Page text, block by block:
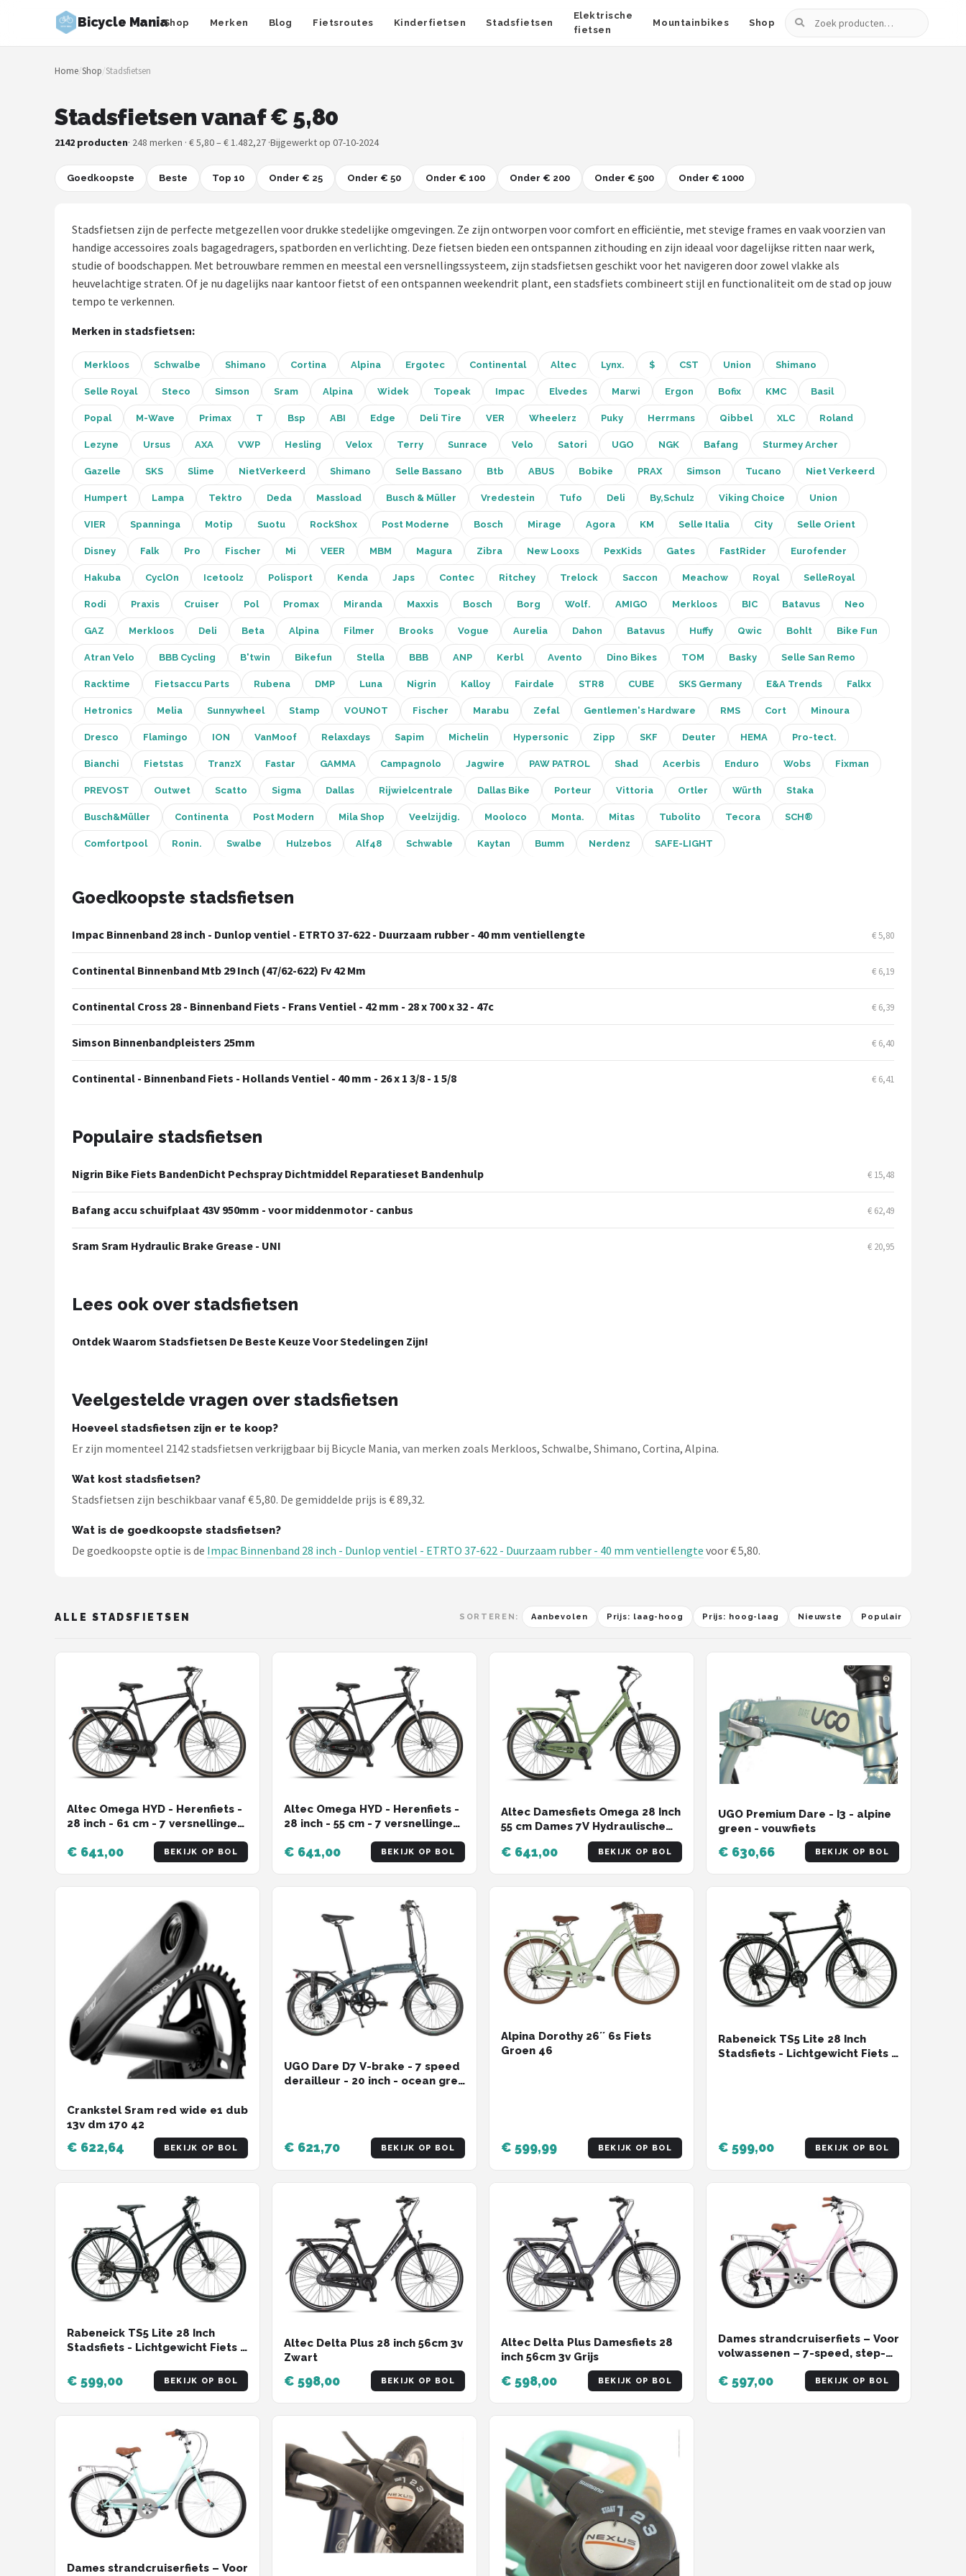
Bicycle ManiaShop Merken Blog Fietsroutes Kinderfietsen Stadsfietsen
Elektrische
fietsen
Mountainbikes Shop
Zoeken
Zoeken
NAVIGATIE
Merken
Kinderfietsen
Stadsfietsen
Mountainbikes
POPULAIRE MERKEN
New Looxs
Schwalbe
Voltano
Alle merken →
Home/Shop/Stadsfietsen
Stadsfietsen vanaf € 5,80
2142 producten· 248 merken · € 5,80 – € 1.482,27 ·Bijgewerkt op 07-10-2024
Goedkoopste Beste Top 10 Onder € 25 Onder € 50 Onder € 100 Onder € 200 Onder € 500 Onder € 1000
Stadsfietsen zijn de perfecte metgezellen voor drukke stedelijke omgevingen. Ze zijn ontworpen voor comfort en efficiëntie, met stevige frames en vaak voorzien van
handige accessoires zoals bagagedragers, spatborden en verlichting. Deze fietsen bieden een ontspannen zithouding en zijn ideaal voor dagelijkse ritten naar werk,
studie of boodschappen. Met betrouwbare remmen en meestal een versnellingssysteem, zijn stadsfietsen geschikt voor het navigeren door zowel vlakke als
heuvelachtige straten. Of je nu dagelijks naar kantoor fietst of een ontspannen weekendrit plant, een stadsfiets combineert stijl en functionaliteit om de stad op jouw
tempo te verkennen.
Merken in stadsfietsen:
Merkloos Schwalbe Shimano Cortina Alpina Ergotec Continental Altec Lynx. $ CST Union Shimano
Selle Royal Steco Simson Sram Alpina Widek Topeak Impac Elvedes Marwi Ergon Bofix KMC Basil
Popal M-Wave Primax T Bsp ABI Edge Deli Tire VER Wheelerz Puky Herrmans Qibbel XLC Roland
Lezyne Ursus AXA VWP Hesling Velox Terry Sunrace Velo Satori UGO NGK Bafang Sturmey Archer
Gazelle SKS Slime NietVerkeerd Shimano Selle Bassano Btb ABUS Bobike PRAX Simson Tucano Niet Verkeerd
Humpert Lampa Tektro Deda Massload Busch & Müller Vredestein Tufo Deli By,Schulz Viking Choice Union
VIER Spanninga Motip Suotu RockShox Post Moderne Bosch Mirage Agora KM Selle Italia City Selle Orient
Disney Falk Pro Fischer Mi VEER MBM Magura Zibra New Looxs PexKids Gates FastRider Eurofender
Hakuba CyclOn Icetoolz Polisport Kenda Japs Contec Ritchey Trelock Saccon Meachow Royal SelleRoyal
Rodi Praxis Cruiser Pol Promax Miranda Maxxis Bosch Borg Wolf. AMIGO Merkloos BIC Batavus Neo
GAZ Merkloos Deli Beta Alpina Filmer Brooks Vogue Aurelia Dahon Batavus Huffy Qwic Bohlt Bike Fun
Atran Velo BBB Cycling B'twin Bikefun Stella BBB ANP Kerbl Avento Dino Bikes TOM Basky Selle San Remo
Racktime Fietsaccu Parts Rubena DMP Luna Nigrin Kalloy Fairdale STR8 CUBE SKS Germany E&A Trends Falkx
Hetronics Melia Sunnywheel Stamp VOUNOT Fischer Marabu Zefal Gentlemen's Hardware RMS Cort Minoura
Dresco Flamingo ION VanMoof Relaxdays Sapim Michelin Hypersonic Zipp SKF Deuter HEMA Pro-tect.
Bianchi Fietstas TranzX Fastar GAMMA Campagnolo Jagwire PAW PATROL Shad Acerbis Enduro Wobs Fixman
PREVOST Outwet Scatto Sigma Dallas Rijwielcentrale Dallas Bike Porteur Vittoria Ortler Würth Staka
Busch&Müller Continenta Post Modern Mila Shop Veelzijdig. Mooloco Monta. Mitas Tubolito Tecora SCH®
Comfortpool Ronin. Swalbe Hulzebos Alf48 Schwable Kaytan Bumm Nerdenz SAFE-LIGHT
Goedkoopste stadsfietsen
Impac Binnenband 28 inch - Dunlop ventiel - ETRTO 37-622 - Duurzaam rubber - 40 mm ventiellengte € 5,80
Continental Binnenband Mtb 29 Inch (47/62-622) Fv 42 Mm € 6,19
Continental Cross 28 - Binnenband Fiets - Frans Ventiel - 42 mm - 28 x 700 x 32 - 47c € 6,39
Simson Binnenbandpleisters 25mm € 6,40
Continental - Binnenband Fiets - Hollands Ventiel - 40 mm - 26 x 1 3/8 - 1 5/8 € 6,41
Populaire stadsfietsen
Nigrin Bike Fiets BandenDicht Pechspray Dichtmiddel Reparatieset Bandenhulp € 15,48
Bafang accu schuifplaat 43V 950mm - voor middenmotor - canbus € 62,49
Sram Sram Hydraulic Brake Grease - UNI € 20,95
Lees ook over stadsfietsen
Ontdek Waarom Stadsfietsen De Beste Keuze Voor Stedelingen Zijn!
Veelgestelde vragen over stadsfietsen
Hoeveel stadsfietsen zijn er te koop?
Er zijn momenteel 2142 stadsfietsen verkrijgbaar bij Bicycle Mania, van merken zoals Merkloos, Schwalbe, Shimano, Cortina, Alpina.
Wat kost stadsfietsen?
Stadsfietsen zijn beschikbaar vanaf € 5,80. De gemiddelde prijs is € 89,32.
Wat is de goedkoopste stadsfietsen?
De goedkoopste optie is de Impac Binnenband 28 inch - Dunlop ventiel - ETRTO 37-622 - Duurzaam rubber - 40 mm ventiellengte voor € 5,80.
ALLE STADSFIETSEN SORTEREN: Aanbevolen Prijs: laag-hoog Prijs: hoog-laag Nieuwste Populair
Altec Omega HYD - Herenfiets -
28 inch - 61 cm - 7 versnellingen
Stadsfiets - Zwart
€ 641,00 BEKIJK OP BOL
Altec Omega HYD - Herenfiets -
28 inch - 55 cm - 7 versnellingen
Stadsfiets - Zwart
€ 641,00 BEKIJK OP BOL
Altec Damesfiets Omega 28 Inch
55 cm Dames 7V Hydraulische
schijfrem Groen
€ 641,00 BEKIJK OP BOL
UGO Premium Dare - I3 - alpine
green - vouwfiets
€ 630,66 BEKIJK OP BOL
Crankstel Sram red wide e1 dub
13v dm 170 42
€ 622,64 BEKIJK OP BOL
UGO Dare D7 V-brake - 7 speed
derailleur - 20 inch - ocean grey
€ 621,70 BEKIJK OP BOL
Alpina Dorothy 26´´ 6s Fiets
Groen 46
€ 599,99 BEKIJK OP BOL
Rabeneick TS5 Lite 28 Inch
Stadsfiets - Lichtgewicht Fiets -
€ 599,00 BEKIJK OP BOL
Rabeneick TS5 Lite 28 Inch
Stadsfiets - Lichtgewicht Fiets -
Schijfremmen - 50cm Frame -
Voor Dames en Heren - Zwart
€ 599,00 BEKIJK OP BOL
Altec Delta Plus 28 inch 56cm 3v
Zwart
€ 598,00 BEKIJK OP BOL
Altec Delta Plus Damesfiets 28
inch 56cm 3v Grijs
€ 598,00 BEKIJK OP BOL
Dames strandcruiserfiets – Voor
volwassenen – 7-speed, step-
through frame, bagagedrager –
Roze, 66 cm
€ 597,00 BEKIJK OP BOL
Dames strandcruiserfiets – Voor